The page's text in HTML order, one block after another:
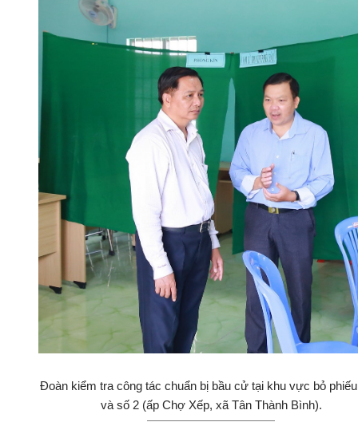
Đoàn kiểm tra công tác chuẩn bị bầu cử tại khu vực bỏ
và số 2 (ấp Chợ Xếp, xã Tân Thành Bình).